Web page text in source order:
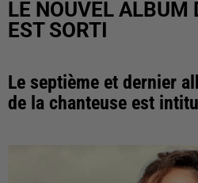
LE NOUVEL ALBUM
EST SORTI
Le septième et dernier
de la chanteuse est